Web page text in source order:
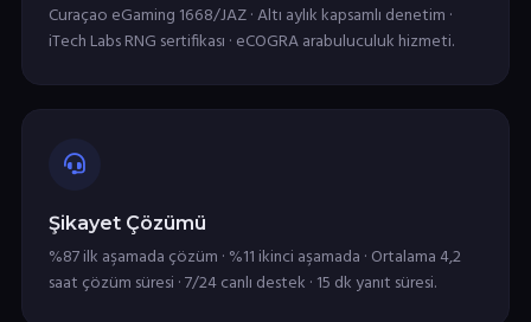
Curaçao eGaming 1668/JAZ · Altı aylık kapsamlı denetim ·
iTech Labs RNG sertifikası · eCOGRA arabuluculuk hizmeti.
Şikayet Çözümü
%87 ilk aşamada çözüm · %11 ikinci aşamada · Ortalama 4,2
saat çözüm süresi · 7/24 canlı destek · 15 dk yanıt süresi.